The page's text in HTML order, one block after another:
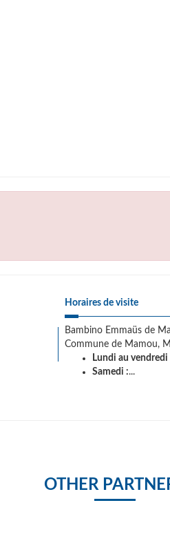
Horaires de visite
Bambino Emmaüs de
Commune de Mamou,
Lundi au vendredi
Samedi :...
OTHER